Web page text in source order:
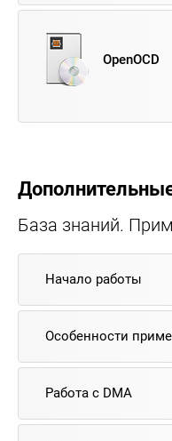
OpenOCD
База знаний.
Начало работы
Особенности
Работа с DMA